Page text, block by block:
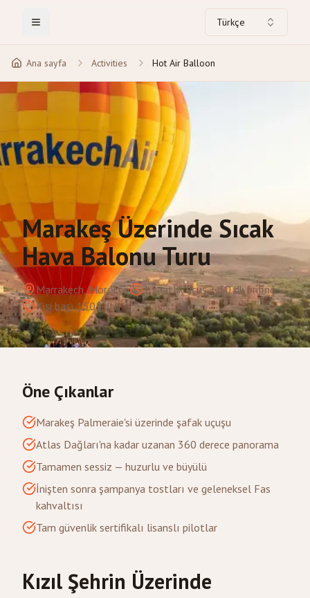
Toggle Menu Türkçe
Ana sayfa Activities Hot Air Balloon
Marakeş Üzerinde Sıcak
Hava Balonu Turu
Marrakech, Morocco
1 saatlik uçuş + 30 dk brifing
Kişi başı 150$'dan
Öne Çıkanlar
Marakeş Palmeraie'si üzerinde şafak uçuşu
Atlas Dağları'na kadar uzanan 360 derece panorama
Tamamen sessiz — huzurlu ve büyülü
İnişten sonra şampanya tostları ve geleneksel Fas
kahvaltısı
Tam güvenlik sertifikalı lisanslı pilotlar
Kızıl Şehrin Üzerinde